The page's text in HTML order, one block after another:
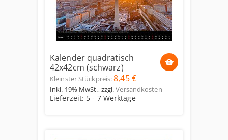
Kalender quadratisch
42x42cm (schwarz)
Kleinster Stückpreis:8,45 €
Inkl. 19% MwSt.,zzgl.Versandkosten
Lieferzeit: 5 - 7 Werktage